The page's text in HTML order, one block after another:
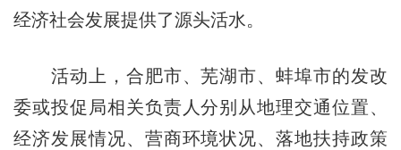
经济社会发展提供了源头活水。
活动上，合肥市、芜湖市、蚌埠市的发改
委或投促局相关负责人分别从地理交通位置、
经济发展情况、营商环境状况、落地扶持政策